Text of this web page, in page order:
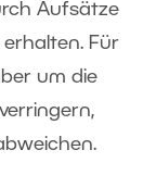
Aufsätze
erhalten. Für
um die